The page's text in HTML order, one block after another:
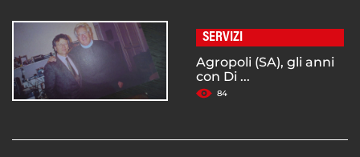
SERVIZI
Agropoli (SA), gli anni
con Di ...
84